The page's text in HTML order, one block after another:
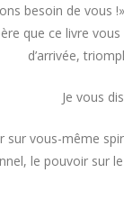
besoin de vous
que ce livre
d’arrivée,
Je vous
sur vous-même
le pouvoir sur